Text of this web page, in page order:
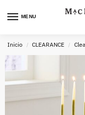
MENU
Inicio / CLEARANCE /